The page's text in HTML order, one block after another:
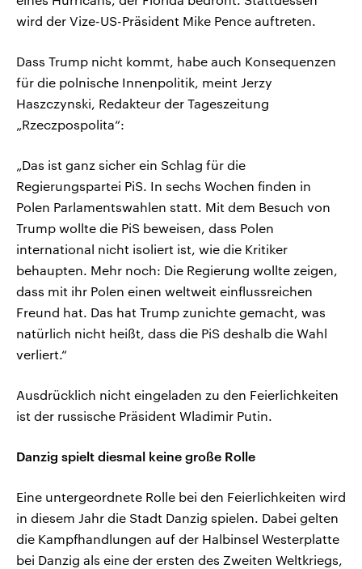
wird der Vize-US-Präsident Mike Pence auftreten.
Dass Trump nicht kommt, habe auch Konsequenzen
für die polnische Innenpolitik, meint Jerzy
Haszczynski, Redakteur der Tageszeitung
„Rzeczpospolita“:
„Das ist ganz sicher ein Schlag für die
Regierungspartei PiS. In sechs Wochen finden in
Polen Parlamentswahlen statt. Mit dem Besuch von
Trump wollte die PiS beweisen, dass Polen
international nicht isoliert ist, wie die Kritiker
behaupten. Mehr noch: Die Regierung wollte zeigen,
dass mit ihr Polen einen weltweit einflussreichen
Freund hat. Das hat Trump zunichte gemacht, was
natürlich nicht heißt, dass die PiS deshalb die Wahl
verliert.“
Ausdrücklich nicht eingeladen zu den Feierlichkeiten
ist der russische Präsident Wladimir Putin.
Danzig spielt diesmal keine große Rolle
Eine untergeordnete Rolle bei den Feierlichkeiten wird
in diesem Jahr die Stadt Danzig spielen. Dabei gelten
die Kampfhandlungen auf der Halbinsel Westerplatte
bei Danzig als eine der ersten des Zweiten Weltkriegs,